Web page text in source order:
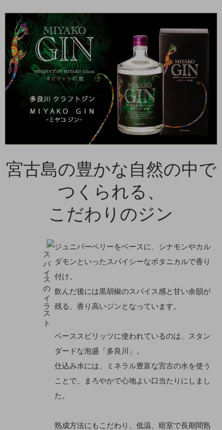
宮古島の豊かな自然の中で
つくられる、
こだわりのジン
ジュニパーベリーをベースに、シナモンやカル
ダモンといったスパイシーなボタニカルで香り
付け。
飲んだ後には黒胡椒のスパイス感と甘い余韻が
残る、香り高いジンとなっています。
ベーススピリッツに使われているのは、スタン
ダードな泡盛「多良川」。
仕込み水には、ミネラル豊富な宮古の水を使う
ことで、まろやかで心地よい口当たりにしまし
た。
熟成方法にもこだわり、低温、暗室で⾧期間熟